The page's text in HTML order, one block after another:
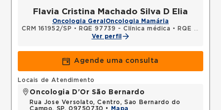
Flavia Cristina Machado Silva D Elia
Oncologia Geral Oncologia Mamária
CRM 161952/SP • RQE 97739 - Clínica médica •
RQE 97740 - Oncologia clínica
Ver perfil
Agende uma consulta
Locais de Atendimento
Oncologia D'Or São Bernardo
Rua Jose Versolato, Centro, Sao Bernardo do
Campo, SP, 09750730 •
Mapa